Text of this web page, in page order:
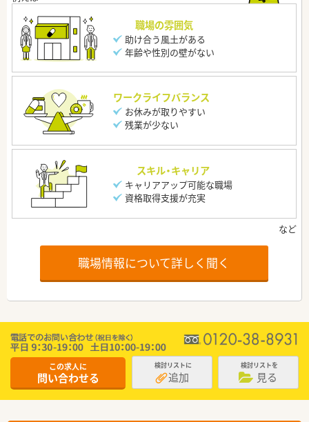
職場の雰囲気
助け合う風土がある
年齢や性別の壁がない
ワークライフバランス
お休みが取りやすい
残業が少ない
スキル・キャリア
キャリアアップ可能な職場
資格取得支援が充実
職場情報について詳しく聞く
この求人に
問い合わせる
検討リストに
追加
検討リストを
見る